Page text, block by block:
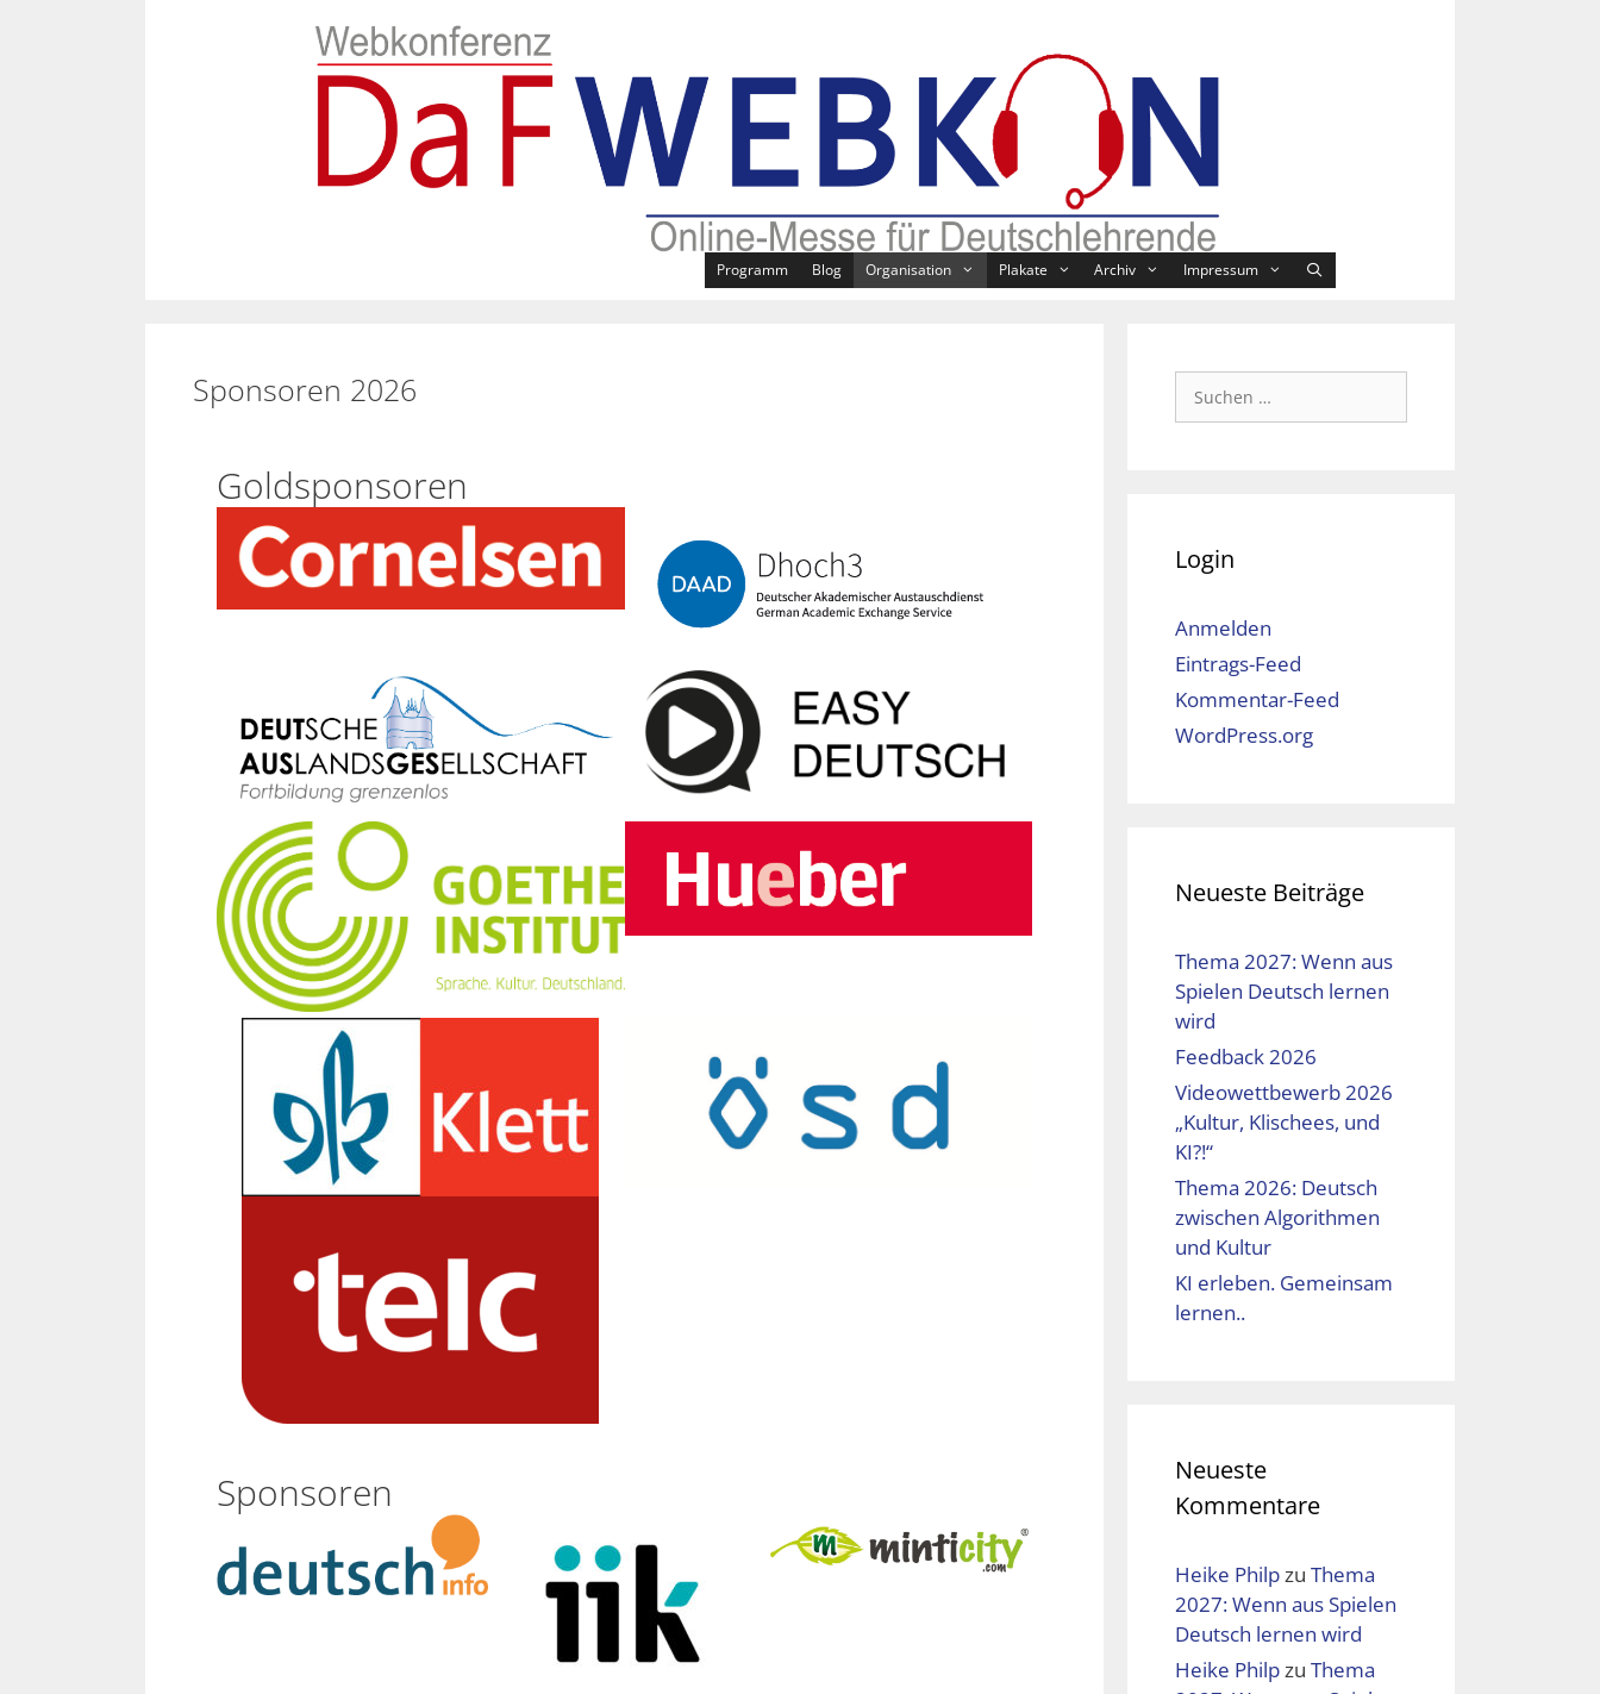
Programm Blog Organisation Plakate Archiv Impressum
Sponsoren 2026
Goldsponsoren
Sponsoren
Suchen
nach:
Login
Anmelden
Eintrags-Feed
Kommentar-Feed
WordPress.org
Neueste Beiträge
Thema 2027: Wenn aus
Spielen Deutsch lernen
wird
Feedback 2026
Videowettbewerb 2026
„Kultur, Klischees, und
KI?!“
Thema 2026: Deutsch
zwischen Algorithmen
und Kultur
KI erleben. Gemeinsam
lernen..
Neueste
Kommentare
Heike Philpzu Thema
2027: Wenn aus Spielen
Deutsch lernen wird
Heike Philpzu Thema